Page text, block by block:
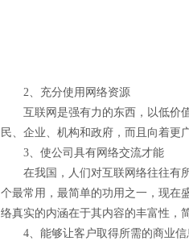
2、充分使用网络资源
互联网是强有力的东西，以低价值
民、企业、机构和政府，而且向着更
3、使公司具有网络交流才能
在我国，人们对互联网络往往有所
个最常用，最简单的功用之一，现在
络真实的内涵在于其内容的丰富性，
4、能够让客户取得所需的商业信